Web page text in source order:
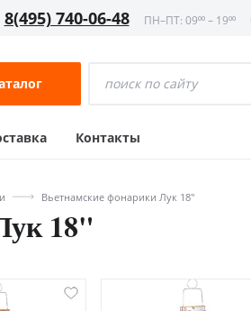
8(495) 740-06-48 ПН–ПТ: 09⁰⁰ – 19⁰⁰
Контакты
Вьетнамские фонарики Лук 18"
18"